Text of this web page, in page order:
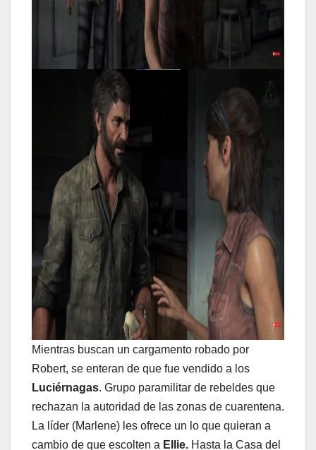
Mientras buscan un cargamento robado por
Robert, se enteran de que fue vendido a los
Luciérnagas. Grupo paramilitar de rebeldes que
rechazan la autoridad de las zonas de cuarentena.
La líder (Marlene) les ofrece un lo que quieran a
cambio de que escolten a Ellie. Hasta la Casa del